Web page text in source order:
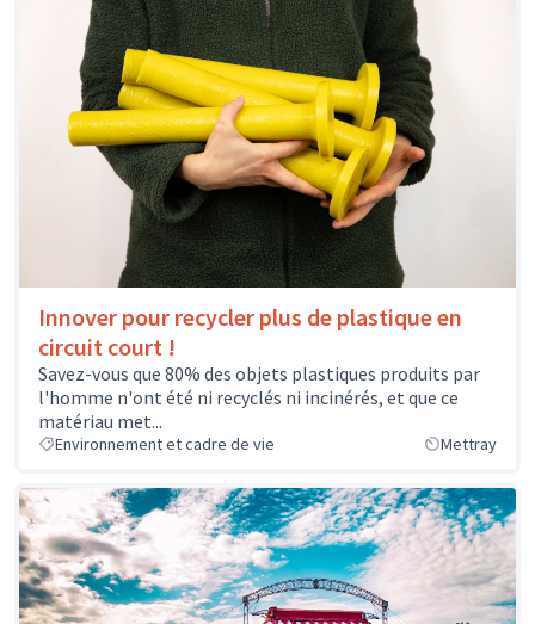
Innover pour recycler plus de plastique en
circuit court !
Savez-vous que 80% des objets plastiques produits par
l'homme n'ont été ni recyclés ni incinérés, et que ce
matériau met...
Environnement et cadre de vie Mettray